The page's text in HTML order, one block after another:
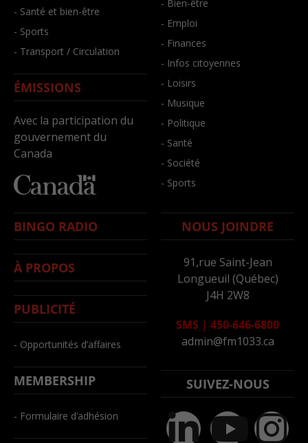
- Santé et bien-être
- Sports
- Transport / Circulation
ÉMISSIONS
Avec la participation du
gouvernement du
Canada
- Bien-être
- Emploi
- Finances
- Infos citoyennes
- Loisirs
- Musique
- Politique
- Santé
- Société
- Sports
BINGO RADIO
À PROPOS
PUBLICITÉ
- Opportunités d’affaires
MEMBERSHIP
- Formulaire d’adhésion
NOUS JOINDRE
91,rue Saint-Jean
Longueuil (Québec)
J4H 2W8
SMS | 450-646-6800
admin@fm1033.ca
SUIVEZ-NOUS